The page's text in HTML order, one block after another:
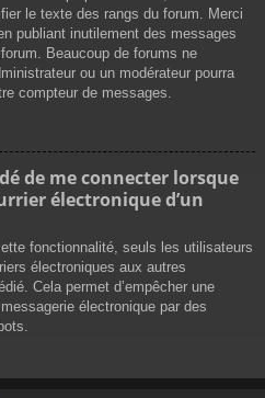
le texte des rangs du forum. Merci
publiant inutilement des messages
Beaucoup de forums ne
ou un modérateur pourra
compteur de messages.
de me connecter lorsque
électronique d’un
fonctionnalité, seuls les utilisateurs
électroniques aux autres
Cela permet d’empêcher une
électronique par des